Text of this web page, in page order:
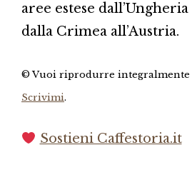
aree estese
dalla Crimea all’Austria.
© Vuoi riprodurre integralmente
Scrivimi.
Sostieni Caffestoria.it